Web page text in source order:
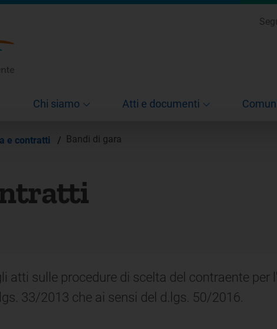
Chi siamo Atti e documenti
e contratti / Bandi di gara
atti sulle procedure di scelta del contraente per
33/2013 che ai sensi del d.lgs. 50/2016.